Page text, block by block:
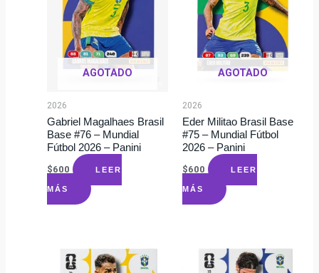
AGOTADO
2026
Gabriel Magalhaes Brasil
Base #76 – Mundial
Fútbol 2026 – Panini
$600 LEER
MÁS
AGOTADO
2026
Eder Militao Brasil Base
#75 – Mundial Fútbol
2026 – Panini
$600 LEER
MÁS